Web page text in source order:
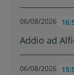
06/08/2026
Addio ad
06/08/2026